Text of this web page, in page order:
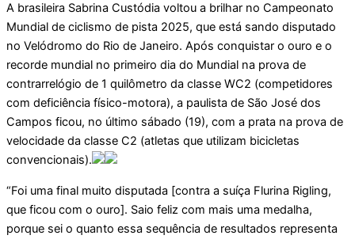
A brasileira Sabrina Custódia voltou a brilhar no Campeonato
Mundial de ciclismo de pista 2025, que está sando disputado
no Velódromo do Rio de Janeiro. Após conquistar o ouro e o
recorde mundial no primeiro dia do Mundial na prova de
contrarrelógio de 1 quilômetro da classe WC2 (competidores
com deficiência físico-motora), a paulista de São José dos
Campos ficou, no último sábado (19), com a prata na prova de
velocidade da classe C2 (atletas que utilizam bicicletas
convencionais).
“Foi uma final muito disputada [contra a suíça Flurina Rigling,
que ficou com o ouro]. Saio feliz com mais uma medalha,
porque sei o quanto essa sequência de resultados representa